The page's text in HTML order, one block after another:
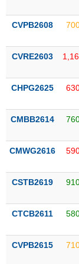
CVPB2608
CVRE2603
CHPG2625
CMBB2614
CMWG2616
CSTB2619
CTCB2611
CVPB2615
ĐỘNG
SẢN
Mã
khoán
(-)
Tất cả Cổ
Lãnh
đạo
Tất cả